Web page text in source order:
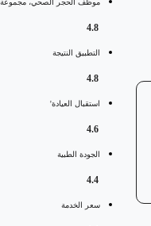
موظف الحجر الصحي، مجموعة طبيب
التطبيق النتيجة
استقبال العيادة'
الجودة الطبية
سعر الخدمة